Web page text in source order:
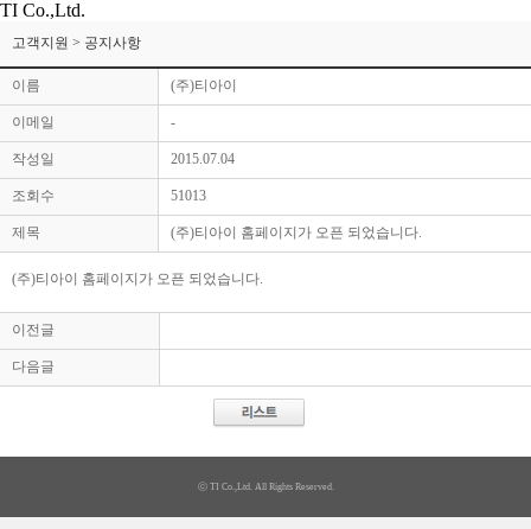
TI Co.,Ltd.
고객지원 > 공지사항
이름 (주)티아이
이메일 -
작성일 2015.07.04
조회수 51013
제목 (주)티아이 홈페이지가 오픈 되었습니다.
(주)티아이 홈페이지가 오픈 되었습니다.
이전글
다음글
ⓒ TI Co.,Ltd. All Rights Reserved.